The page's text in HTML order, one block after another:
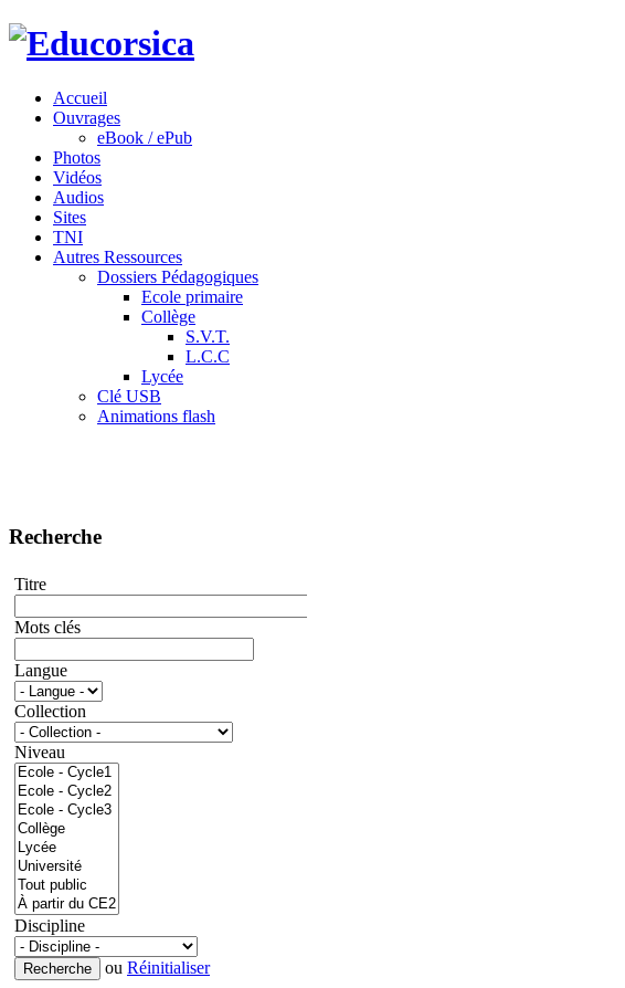
Accueil
Ouvrages
eBook / ePub
Photos
Vidéos
Audios
Sites
TNI
Autres Ressources
Dossiers Pédagogiques
Ecole primaire
Collège
S.V.T.
L.C.C
Lycée
Clé USB
Animations flash
Recherche
Titre
Mots clés
Langue
Collection
Niveau
Discipline
ou Réinitialiser